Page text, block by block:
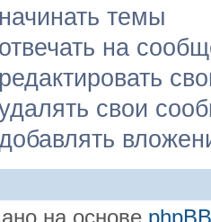
начинать темы
отвечать на
редактировать
свои
на основе phpBB